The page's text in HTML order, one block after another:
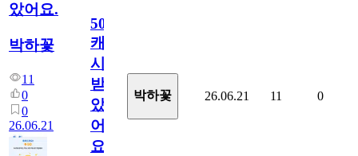
았어요.
박하꽃
11
0
0
26.06.21
50
캐
시
받
았
어
요.
박하꽃 26.06.21 11 0